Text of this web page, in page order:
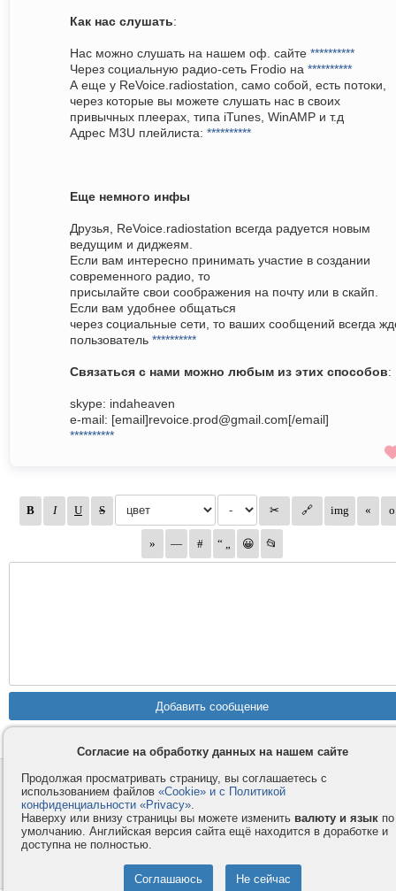
Как нас слушать:
Нас можно слушать на нашем оф. сайте **********
Через социальную радио-сеть Frodio на **********
А еще у ReVoice.radiostation, само собой, есть потоки,
через которые вы можете слушать нас в своих
привычных плеерах, типа iTunes, WinAMP и т.д
Адрес M3U плейлиста: **********
Еще немного инфы
Друзья, ReVoice.radiostation всегда радуется новым
ведущим и диджеям.
Если вам интересно принимать участие в создании
современного радио, то
присылайте свои соображения на почту или в скайп.
Если вам удобнее общаться
через социальные сети, то ваших сообщений всегда
пользователь **********
Связаться с нами можно любым из этих способов:
skype: indaheaven
e-mail: [email]revoice.prod@gmail.com[/email]
**********
Контакты
Компания
Privacy и Cookie
Правила и условия
Услуги
Как оплатить
Помощь
© 2008-2026VMESTE.EU - Все права защищены.
Согласие на обработку данных на нашем сайте
Продолжая просматривать страницу, вы соглашаетесь с
использованием файлов «Cookie» и с Политикой
конфиденциальности «Privacy».
Наверху или внизу страницы вы можете изменить валюту и язык по
умолчанию. Английская версия сайта ещё находится в доработке и
доступна не полностью.